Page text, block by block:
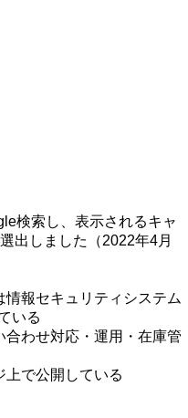
検索し、表示されるキャ
出しました（2022年4月
報セキュリティシステム
いる
わせ対応・運用・在庫管
で公開している